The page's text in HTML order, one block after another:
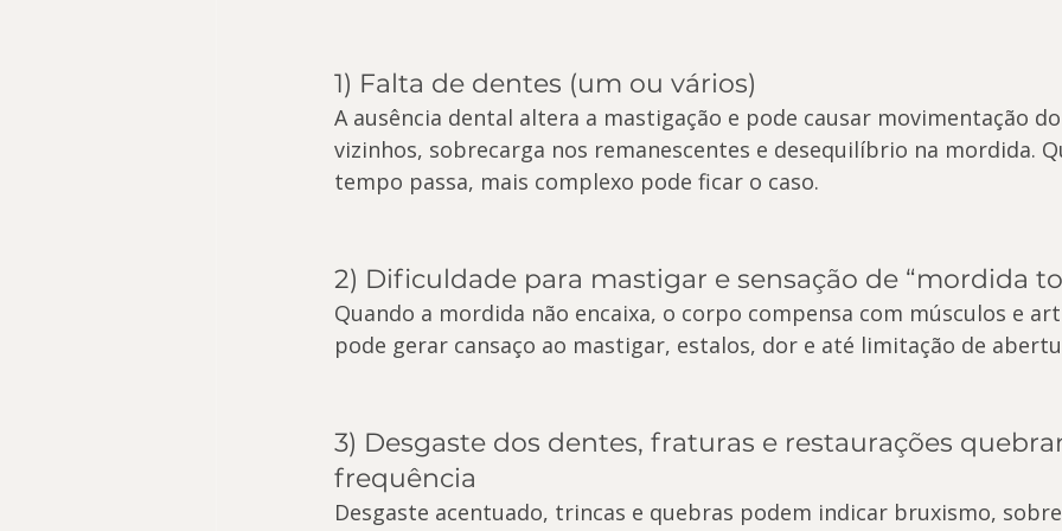
1) Falta de dentes (um ou vários)
A ausência dental altera a mastigação e pode causar movimentação
vizinhos, sobrecarga nos remanescentes e desequilíbrio na mordida.
tempo passa, mais complexo pode ficar o caso.
2) Dificuldade para mastigar e sensação de “mordida
Quando a mordida não encaixa, o corpo compensa com músculos e
pode gerar cansaço ao mastigar, estalos, dor e até limitação de
3) Desgaste dos dentes, fraturas e restaurações
frequência
Desgaste acentuado, trincas e quebras podem indicar bruxismo,